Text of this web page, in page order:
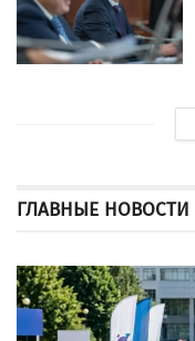
ГЛАВНЫЕ НОВОСТИ